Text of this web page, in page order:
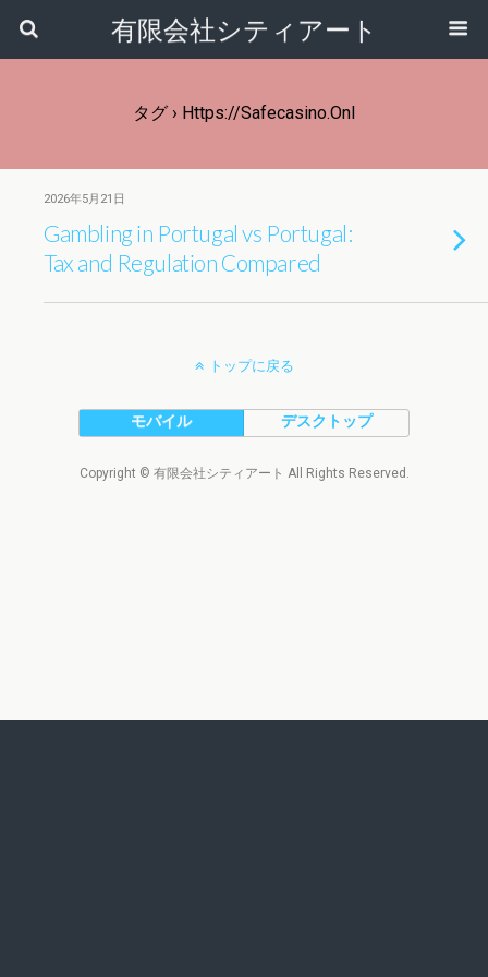
有限会社シティアート
タグ › Https://safecasino.onl
2026年5月21日
Gambling in Portugal vs Portugal:
Tax and Regulation Compared
トップに戻る
モバイル デスクトップ
Copyright © 有限会社シティアート All Rights Reserved.